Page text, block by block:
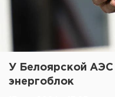
У Белоярской АЭС
энергоблок